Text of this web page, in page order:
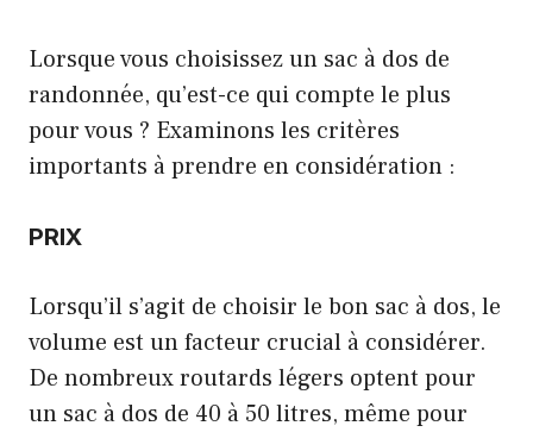
Lorsque vous choisissez un sac à dos de
randonnée, qu’est-ce qui compte le plus
pour vous ? Examinons les critères
importants à prendre en considération :
PRIX
Lorsqu’il s’agit de choisir le bon sac à dos, le
volume est un facteur crucial à considérer.
De nombreux routards légers optent pour
un sac à dos de 40 à 50 litres, même pour